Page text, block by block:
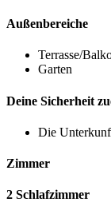
Außenbereiche
Terrasse/
Garten
Deine Sicherheit
Die
Zimmer
2 Schlafzimmer